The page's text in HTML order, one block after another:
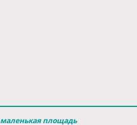
маленькая площадь